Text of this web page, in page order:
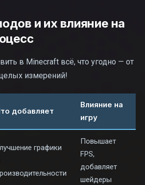
и их влияние на
в Minecraft всё, что угодно — от
измерений!
добавляет
Влияние на
игру
графики
Повышает
FPS,
добавляет
шейдеры